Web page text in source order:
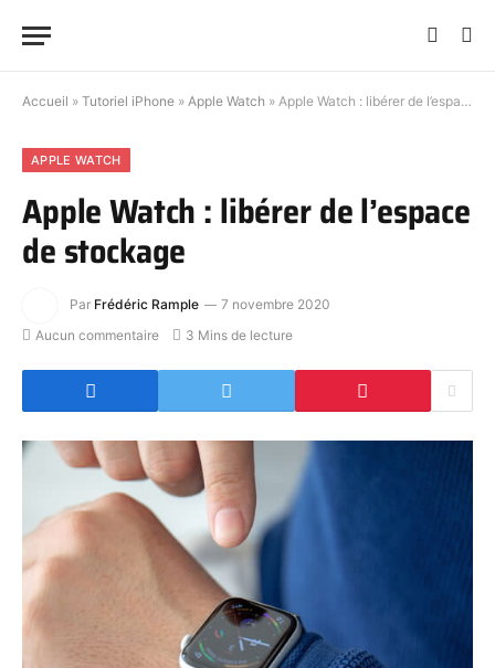
Accueil » Tutoriel iPhone » Apple Watch » Apple Watch : libérer de l’espace de stockage
APPLE WATCH
Apple Watch : libérer de l’espace
de stockage
Par Frédéric Rample
7 novembre 2020
Aucun commentaire
3 Mins de lecture